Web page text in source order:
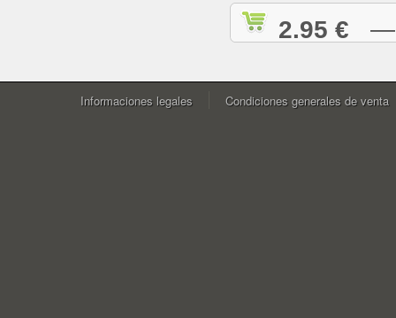
2.95 € —
Informaciones legales Condiciones generales de venta